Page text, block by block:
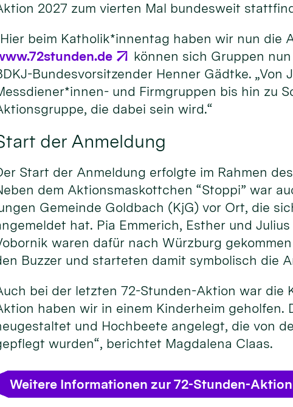
2027 zum vierten Mal bundesweit
beim Katholik*innentag haben wir nun die
können sich Gruppen
Bundesvorsitzender Henner Gädtke. „Von
und Firmgruppen bis hin zu
die dabei sein wird.“
der Anmeldung
Start der Anmeldung erfolgte im Rahmen
dem Aktionsmaskottchen “Stoppi” war
Gemeinde Goldbach (KjG) vor Ort, die
hat. Pia Emmerich, Esther und
waren dafür nach Würzburg
Buzzer und starteten damit symbolisch die
bei der letzten 72-Stunden-Aktion war die
haben wir in einem Kinderheim geholfen.
und Hochbeete angelegt, die von
wurden“, berichtet Magdalena Claas.
Weitere Informationen zur 72-Stunden-